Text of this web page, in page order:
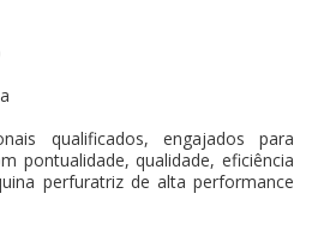
qualificados, engajados para
pontualidade, qualidade, eficiência
perfuratriz de alta performance